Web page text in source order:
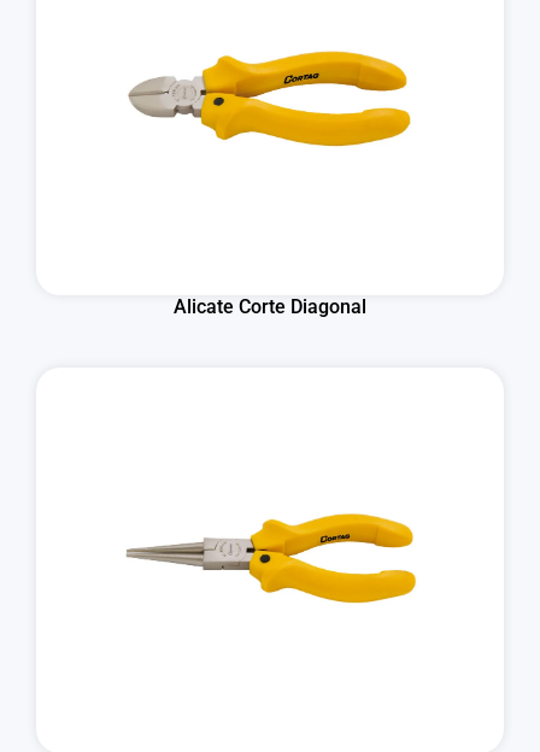
Alicate Corte Diagonal